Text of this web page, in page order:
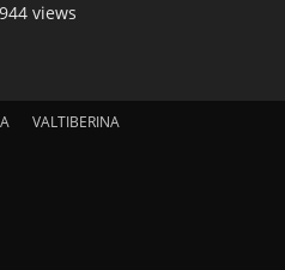
views
VALTIBERINA